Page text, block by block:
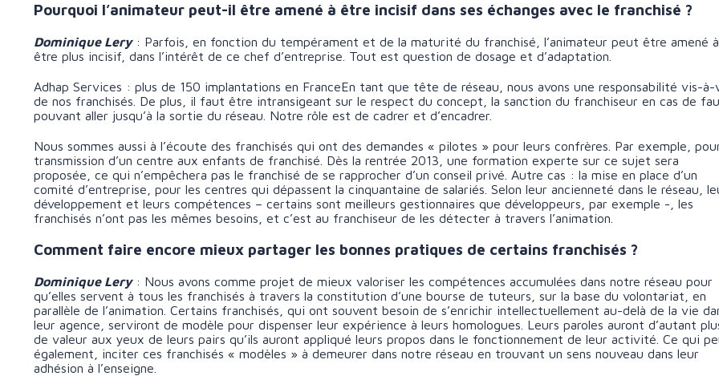
Pourquoi l’animateur peut-il être amené à être incisif dans ses échanges avec le franchisé ?
Dominique Lery : Parfois, en fonction du tempérament et de la maturité du franchisé, l’animateur peut être amené à
être plus incisif, dans l’intérêt de ce chef d’entreprise. Tout est question de dosage et d’adaptation.
Adhap Services : plus de 150 implantations en FranceEn tant que tête de réseau, nous avons une responsabilité vis-à-
de nos franchisés. De plus, il faut être intransigeant sur le respect du concept, la sanction du franchiseur en cas de
pouvant aller jusqu’à la sortie du réseau. Notre rôle est de cadrer et d’encadrer.
Nous sommes aussi à l’écoute des franchisés qui ont des demandes « pilotes » pour leurs confrères. Par exemple,
transmission d’un centre aux enfants de franchisé. Dès la rentrée 2013, une formation experte sur ce sujet sera
proposée, ce qui n’empêchera pas le franchisé de se rapprocher d’un conseil privé. Autre cas : la mise en place d’un
comité d’entreprise, pour les centres qui dépassent la cinquantaine de salariés. Selon leur ancienneté dans le réseau,
développement et leurs compétences – certains sont meilleurs gestionnaires que développeurs, par exemple -, les
franchisés n’ont pas les mêmes besoins, et c’est au franchiseur de les détecter à travers l’animation.
Comment faire encore mieux partager les bonnes pratiques de certains franchisés ?
Dominique Lery: Nous avons comme projet de mieux valoriser les compétences accumulées dans notre réseau pour
qu’elles servent à tous les franchisés à travers la constitution d’une bourse de tuteurs, sur la base du volontariat, en
parallèle de l’animation. Certains franchisés, qui ont souvent besoin de s’enrichir intellectuellement au-delà de la vie
leur agence, serviront de modèle pour dispenser leur expérience à leurs homologues. Leurs paroles auront d’autant
de valeur aux yeux de leurs pairs qu’ils auront appliqué leurs propos dans le fonctionnement de leur activité. Ce qui
également, inciter ces franchisés « modèles » à demeurer dans notre réseau en trouvant un sens nouveau dans leur
adhésion à l’enseigne.